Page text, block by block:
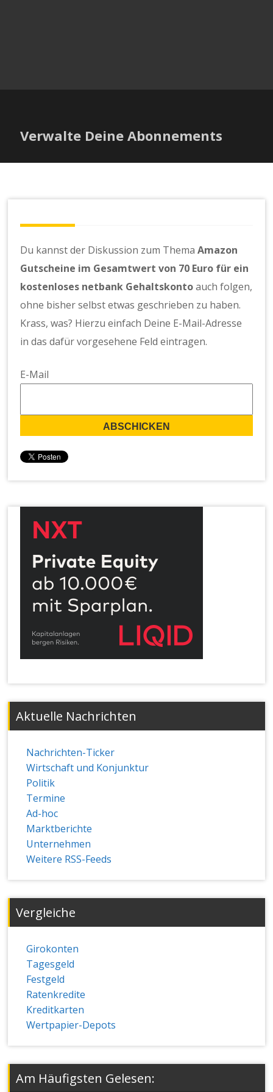
Verwalte Deine Abonnements
Du kannst der Diskussion zum ThemaAmazon
Gutscheine im Gesamtwert von 70 Euro für ein
kostenloses netbank Gehaltskontoauch folgen,
ohne bisher selbst etwas geschrieben zu haben.
Krass, was? Hierzu einfach Deine E-Mail-Adresse
in das dafür vorgesehene Feld eintragen.
E-Mail
Aktuelle Nachrichten
Nachrichten-Ticker
Wirtschaft und Konjunktur
Politik
Termine
Ad-hoc
Marktberichte
Unternehmen
Weitere RSS-Feeds
Vergleiche
Girokonten
Tagesgeld
Festgeld
Ratenkredite
Kreditkarten
Wertpapier-Depots
Am Häufigsten Gelesen: